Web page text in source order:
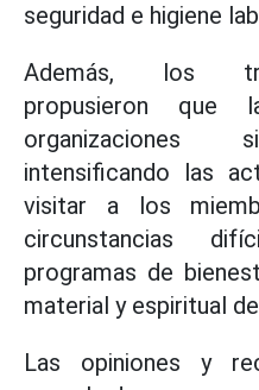
seguridad e higiene
Además, los
propusieron que
organizaciones
intensificando las
visitar a los
circunstancias
programas de
material y espiritual
Las opiniones y